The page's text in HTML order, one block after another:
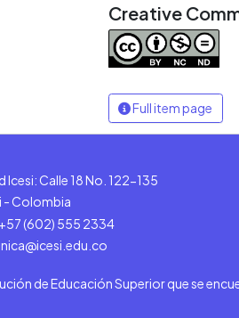
Creative
Full item page
Icesi: Calle 18 No. 122-135
- Colombia
(602) 555 2334
de Educación Superior que se